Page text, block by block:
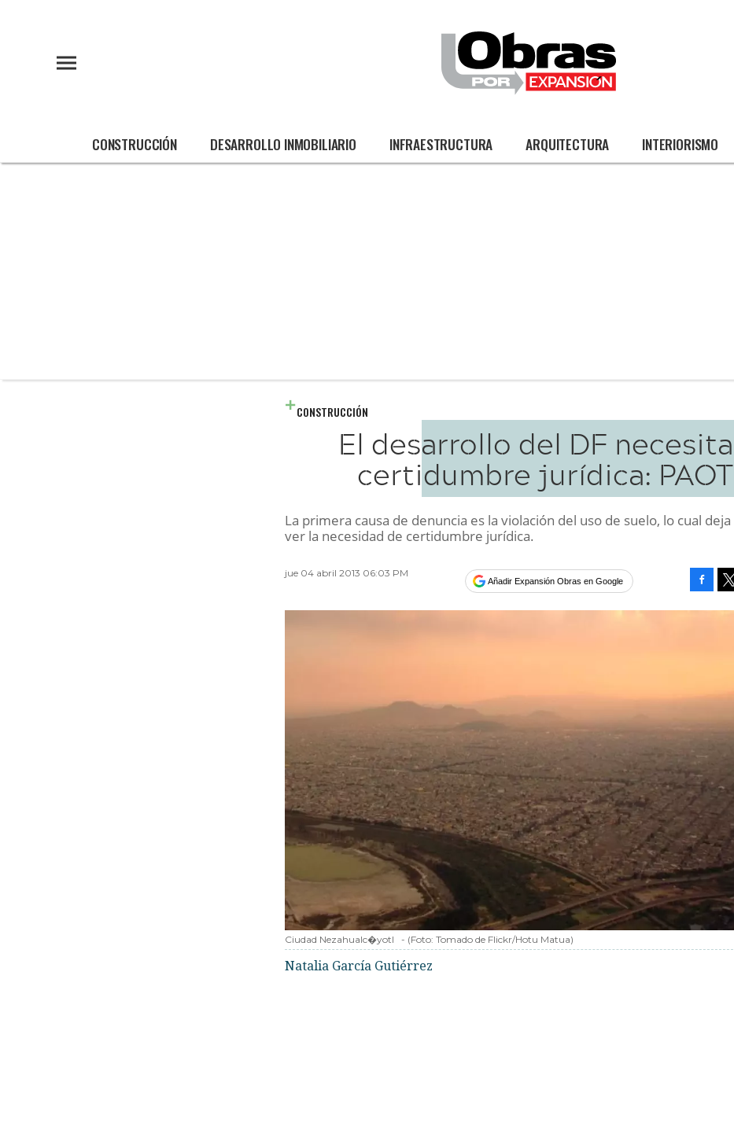
CONSTRUCCIÓN DESARROLLO INMOBILIARIO INFRAESTRUCTURA ARQUITECTURA INTERIORISMO
CONSTRUCCIÓN
El desarrollo del DF necesita
certidumbre jurídica: PAOT
La primera causa de denuncia es la violación del uso de suelo, lo cual deja
ver la necesidad de certidumbre jurídica.
jue 04 abril 2013 06:03 PM
Añadir Expansión Obras en Google
Ciudad Nezahualc�yotl - (Foto: Tomado de Flickr/Hotu Matua)
Natalia García Gutiérrez